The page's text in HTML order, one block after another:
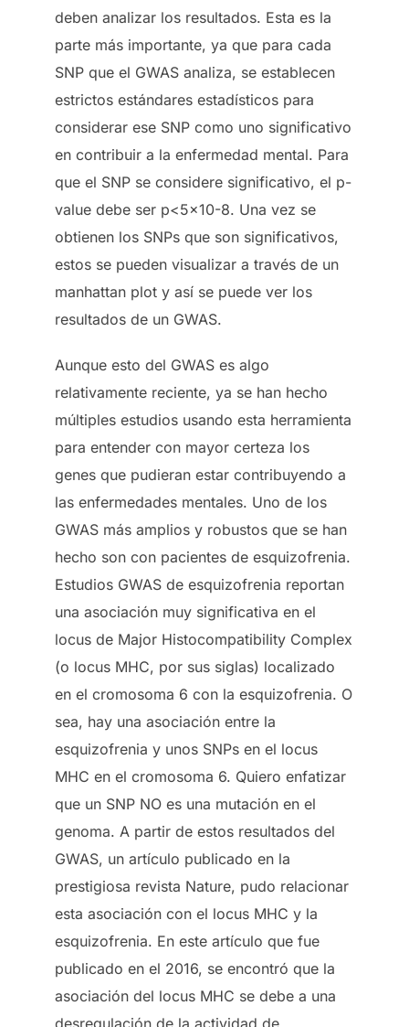
deben analizar los resultados. Esta es la
parte más importante, ya que para cada
SNP que el GWAS analiza, se establecen
estrictos estándares estadísticos para
considerar ese SNP como uno significativo
en contribuir a la enfermedad mental. Para
que el SNP se considere significativo, el p-
value debe ser p<5×10-8. Una vez se
obtienen los SNPs que son significativos,
estos se pueden visualizar a través de un
manhattan plot y así se puede ver los
resultados de un GWAS.
Aunque esto del GWAS es algo
relativamente reciente, ya se han hecho
múltiples estudios usando esta herramienta
para entender con mayor certeza los
genes que pudieran estar contribuyendo a
las enfermedades mentales. Uno de los
GWAS más amplios y robustos que se han
hecho son con pacientes de esquizofrenia.
Estudios GWAS de esquizofrenia reportan
una asociación muy significativa en el
locus de Major Histocompatibility Complex
(o locus MHC, por sus siglas) localizado
en el cromosoma 6 con la esquizofrenia. O
sea, hay una asociación entre la
esquizofrenia y unos SNPs en el locus
MHC en el cromosoma 6. Quiero enfatizar
que un SNP NO es una mutación en el
genoma. A partir de estos resultados del
GWAS, un artículo publicado en la
prestigiosa revista Nature, pudo relacionar
esta asociación con el locus MHC y la
esquizofrenia. En este artículo que fue
publicado en el 2016, se encontró que la
asociación del locus MHC se debe a una
desregulación de la actividad de